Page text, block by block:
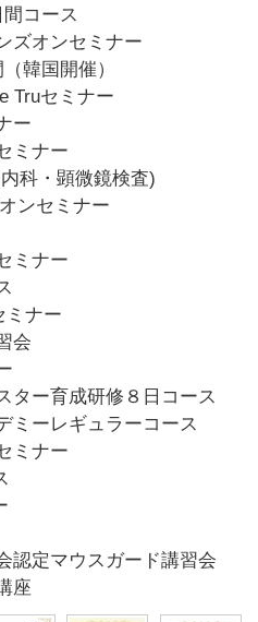
コース
ズオンセミナー
韓国開催）
Truセミナー
ー
ミナー
科・顕微鏡検査)
ンセミナー
ミナー
ミナー
会
ター育成研修８日コース
ミーレギュラーコース
ミナー
認定マウスガード講習会
座